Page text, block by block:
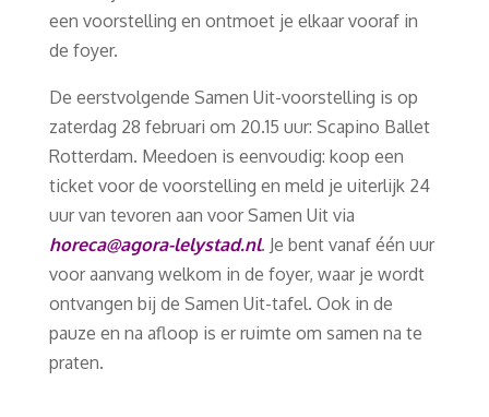
een voorstelling en ontmoet je elkaar vooraf in
de foyer.
De eerstvolgende Samen Uit-voorstelling is op
zaterdag 28 februari om 20.15 uur: Scapino Ballet
Rotterdam. Meedoen is eenvoudig: koop een
ticket voor de voorstelling en meld je uiterlijk 24
uur van tevoren aan voor Samen Uit via
horeca@agora-lelystad.nl. Je bent vanaf één uur
voor aanvang welkom in de foyer, waar je wordt
ontvangen bij de Samen Uit-tafel. Ook in de
pauze en na afloop is er ruimte om samen na te
praten.